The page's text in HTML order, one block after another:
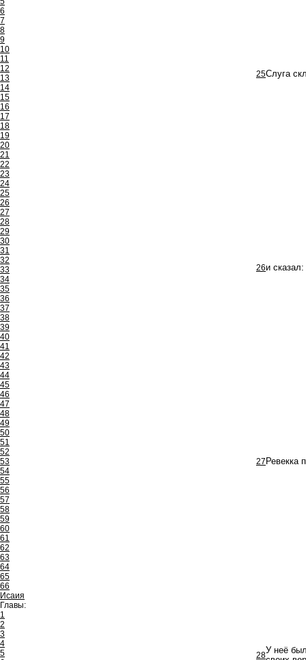
6
7
8
9
10
11
12
13
14
15
16
17
18
19
20
21
22
23
24
25
26
27
28
29
30
31
32
33
34
35
36
37
38
39
40
41
42
43
44
45
46
47
48
49
50
51
52
53
54
55
56
57
58
59
60
61
62
63
64
65
66
Исаия
Главы:
1
2
3
4
5
25Слуга
26и
27 Ревекка
28У неё